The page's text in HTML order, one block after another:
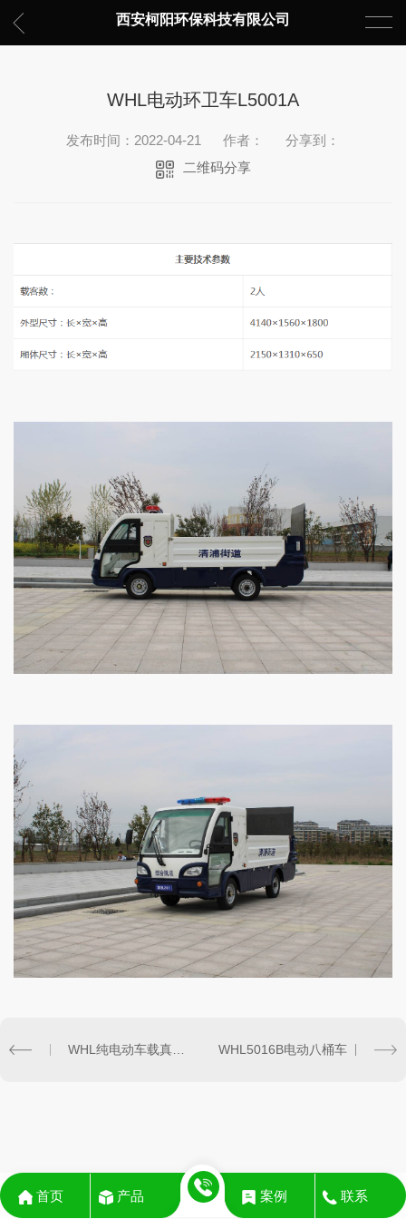
西安柯阳环保科技有限公司
WHL电动环卫车L5001A
发布时间：2022-04-21 作者：
分享到：
二维码分享
WHL5016B电动八桶车
首页 产品 案例 联系